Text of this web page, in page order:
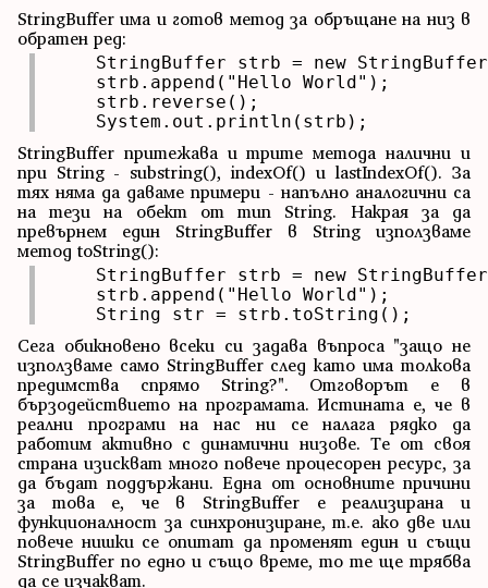
StringBuffer има и готов метод за обръщане на низ в
обратен ред:
StringBuffer strb = new
    strb.append("Hello World");
    strb.reverse();
    System.out.println(strb);
StringBuffer притежава и трите метода налични и
при String - substring(), indexOf() и lastIndexOf(). За
тях няма да даваме примери - напълно аналогични са
на тези на обект от тип String. Накрая за да
превърнем един StringBuffer в String използваме
метод toString():
StringBuffer strb = new
    strb.append("Hello World");
    String str = strb.toString();
Сега обикновено всеки си задава въпроса "защо не
използваме само StringBuffer след като има толкова
предимства спрямо String?". Отговорът е в
бързодействието на програмата. Истината е, че в
реални програми на нас ни се налага рядко да
работим активно с динамични низове. Те от своя
страна изискват много повече процесорен ресурс, за
да бъдат поддържани. Една от основните причини
за това е, че в StringBuffer е реализирана и
функционалност за синхронизиране, т.е. ако две или
повече нишки се опитат да променят един и същи
StringBuffer по едно и също време, то те ще трябва
да се изчакват.